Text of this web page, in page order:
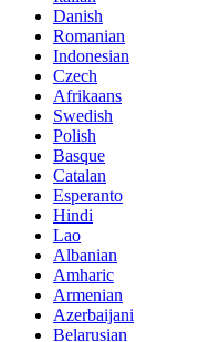
Danish
Romanian
Indonesian
Czech
Afrikaans
Swedish
Polish
Basque
Catalan
Esperanto
Hindi
Lao
Albanian
Amharic
Armenian
Azerbaijani
Belarusian